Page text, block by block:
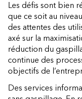
Les défis sont bien
que ce soit au
des attentes des
axé sur la
réduction du
continue des
objectifs de
Des services